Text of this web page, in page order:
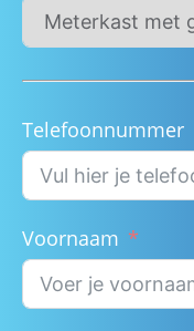
Telefoonnummer
Voornaam